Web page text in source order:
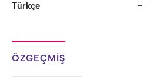
Türkçe -
ÖZGEÇMİŞ